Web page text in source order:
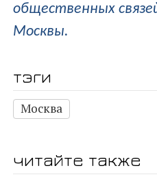
общественных
Москвы.
тэги
Москва
читайте также